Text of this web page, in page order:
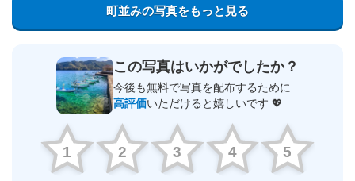
町並みの写真をもっと見る
この写真はいかがでしたか？
今後も無料で写真を配布するために
高評価いただけると嬉しいです 💖
1 2 3 4 5